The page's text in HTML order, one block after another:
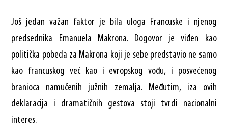
Još jedan važan faktor je bila uloga Francuske i njenog
predsednika Emanuela Makrona. Dogovor je viđen kao
politička pobeda za Makrona koji je sebe predstavio ne samo
kao francuskog već kao i evropskog vođu, i posvećenog
branioca namučenih južnih zemalja. Međutim, iza ovih
deklaracija i dramatičnih gestova stoji tvrdi nacionalni
interes.